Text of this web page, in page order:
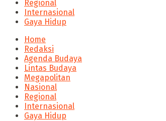
Regional
Internasional
Gaya Hidup
Home
Redaksi
Agenda Budaya
Lintas Budaya
Megapolitan
Nasional
Regional
Internasional
Gaya Hidup